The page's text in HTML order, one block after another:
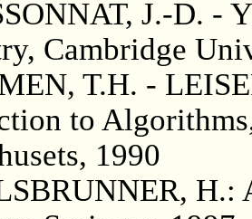
J.-D. -
Cambridge
T.H. -
to
1990